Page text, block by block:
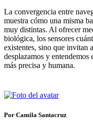
La convergencia entre
muestra cómo una misma
muy distintas. Al ofrecer
biológica, los sensores
existentes, sino que invitan
desplazamos y
más precisa y humana.
Por Camila Santacruz